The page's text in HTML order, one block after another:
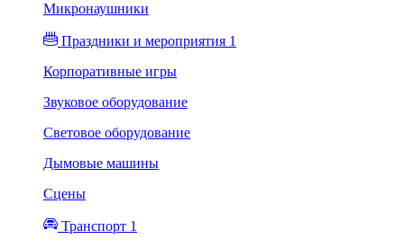
Микронаушники
Праздники и мероприятия 1
Корпоративные игры
Звуковое оборудование
Световое оборудование
Дымовые машины
Сцены
Транспорт 1